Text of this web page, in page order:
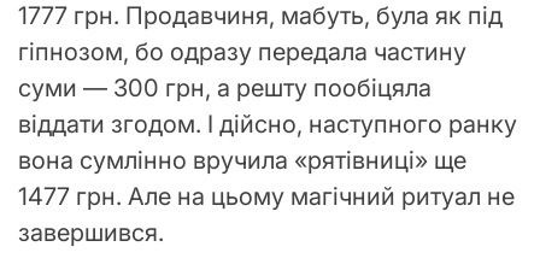
1777 грн. Продавчиня, мабуть, була як під
гіпнозом, бо одразу передала частину
суми — 300 грн, а решту пообіцяла
віддати згодом. І дійсно, наступного ранку
вона сумлінно вручила «рятівниці» ще
1477 грн. Але на цьому магічний ритуал не
завершився.